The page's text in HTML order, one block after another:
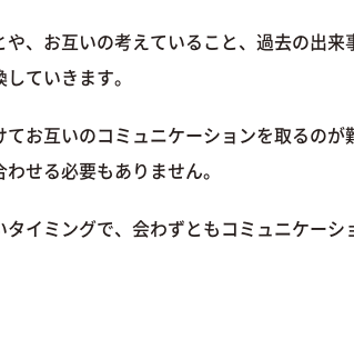
や、お互いの考えていること、過去の出
ていきます。
てお互いのコミュニケーションを取るの
せる必要もありません。
タイミングで、会わずともコミュニケー